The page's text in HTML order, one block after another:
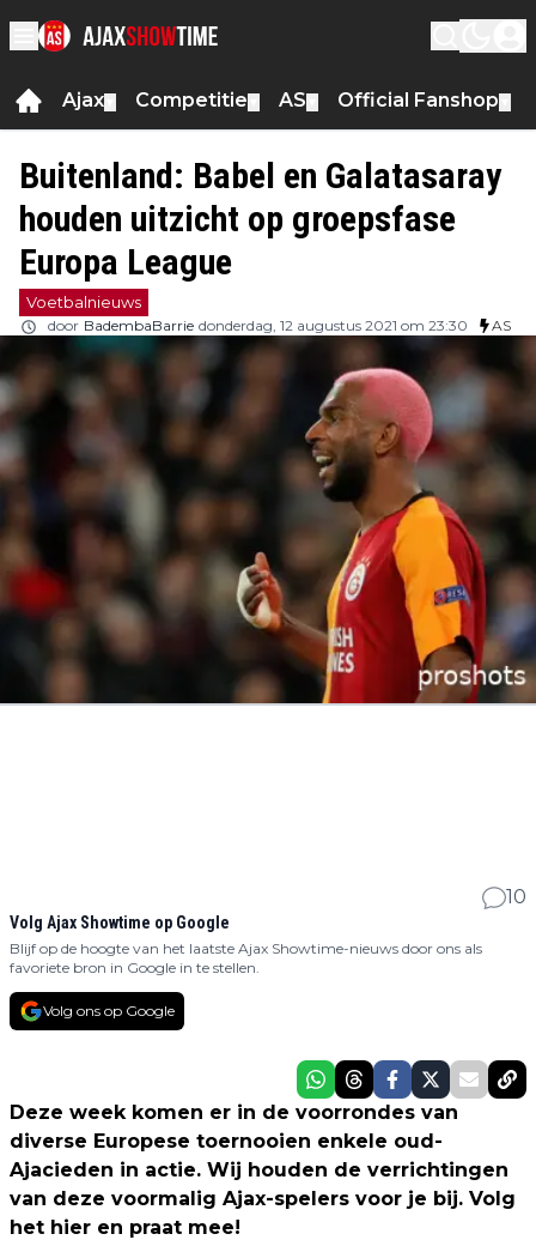
Ajax Competitie AS Official Fanshop
Buitenland: Babel en Galatasaray
houden uitzicht op groepsfase
Europa League
Voetbalnieuws
door BadembaBarrie donderdag, 12 augustus 2021 om 23:30 AS
10
Volg Ajax Showtime op Google
Blijf op de hoogte van het laatste Ajax Showtime-nieuws door ons als
favoriete bron in Google in te stellen.
Volg ons op Google
Deze week komen er in de voorrondes van
diverse Europese toernooien enkele oud-
Ajacieden in actie. Wij houden de verrichtingen
van deze voormalig Ajax-spelers voor je bij. Volg
het hier en praat mee!